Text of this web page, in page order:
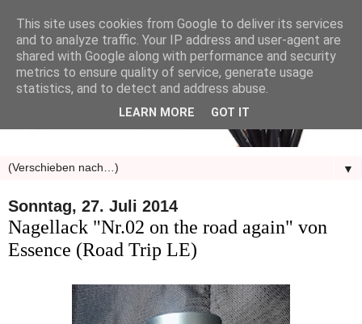
▼
Sonntag, 27. Juli 2014
Nagellack "Nr.02 on the road again" von
Essence (Road Trip LE)
This site uses cookies from Google to deliver its services
and to analyze traffic. Your IP address and user-agent are
shared with Google along with performance and security
metrics to ensure quality of service, generate usage
statistics, and to detect and address abuse.
LEARN MORE GOT IT